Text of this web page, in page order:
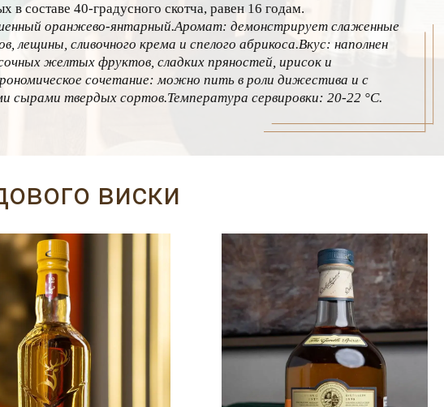
в составе 40-градусного скотча, равен 16 годам.
оранжево-янтарный.Аромат: демонстрирует слаженные
лещины, сливочного крема и спелого абрикоса.Вкус: наполнен
желтых фруктов, сладких пряностей, ирисок и
сочетание: можно пить в роли дижестива и с
сырами твердых сортов.Температура сервировки: 20-22 °C.
виски